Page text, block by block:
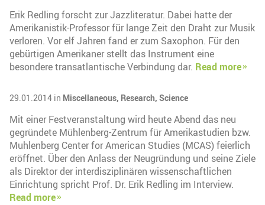
Erik Redling forscht zur Jazzliteratur. Dabei hatte der
Amerikanistik-Professor für lange Zeit den Draht zur Musik
verloren. Vor elf Jahren fand er zum Saxophon. Für den
gebürtigen Amerikaner stellt das Instrument eine
besondere transatlantische Verbindung dar. Read more
29.01.2014 in Miscellaneous, Research, Science
Mit einer Festveranstaltung wird heute Abend das neu
gegründete Mühlenberg-Zentrum für Amerikastudien bzw.
Muhlenberg Center for American Studies (MCAS) feierlich
eröffnet. Über den Anlass der Neugründung und seine Ziele
als Direktor der interdisziplinären wissenschaftlichen
Einrichtung spricht Prof. Dr. Erik Redling im Interview.
Read more